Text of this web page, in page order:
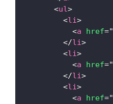
<ul>
<li>
<a href="
</li>
<li>
<a href="
</li>
<li>
<a href="